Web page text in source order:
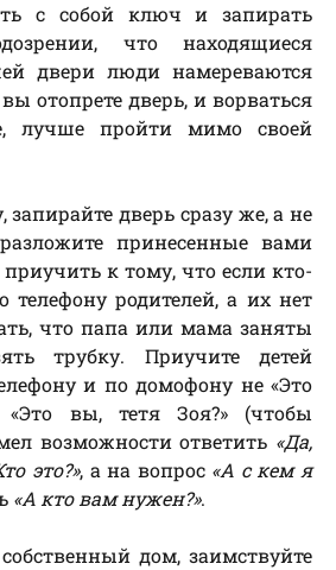
с собой ключ и запирать
что находящиеся
двери люди намереваются
отопрете дверь, и ворваться
лучше пройти мимо своей
дверь сразу же, а не
принесенные вами
к тому, что если кто-
телефону родителей, а их нет
что папа или мама заняты
трубку. Приучите детей
и по домофону не «Это
вы, тетя Зоя?» (чтобы
возможности ответить «Да,
это?», а на вопрос «А с кем я
«А кто вам нужен?».
дом, заимствуйте